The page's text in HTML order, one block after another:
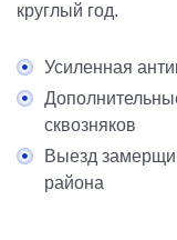
круглый год.
Усиленная
сквозняков
Выезд
района